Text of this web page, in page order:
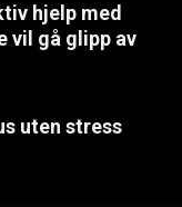
hjelp med
vil gå glipp av
uten stress